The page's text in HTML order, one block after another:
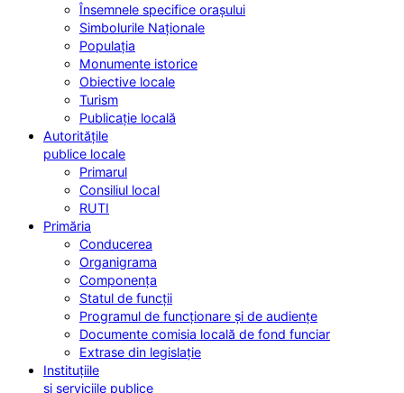
Însemnele specifice orașului
Simbolurile Naționale
Populația
Monumente istorice
Obiective locale
Turism
Publicație locală
Autoritățile
publice locale
Primarul
Consiliul local
RUTI
Primăria
Conducerea
Organigrama
Componența
Statul de funcții
Programul de funcționare și de audiențe
Documente comisia locală de fond funciar
Extrase din legislație
Instituțiile
și serviciile publice